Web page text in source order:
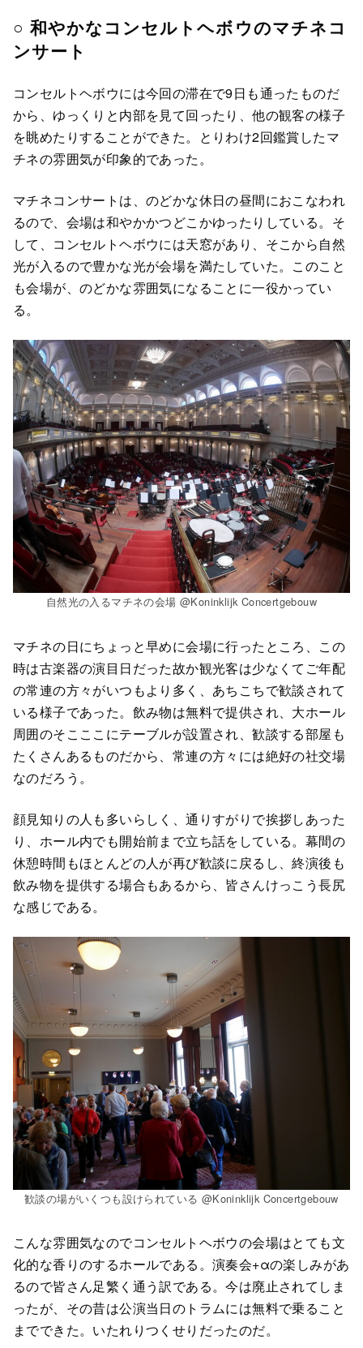
○ 和やかなコンセルトヘボウのマチネコ
ンサート
コンセルトヘボウには今回の滞在で9日も通ったものだ
から、ゆっくりと内部を見て回ったり、他の観客の様子
を眺めたりすることができた。とりわけ2回鑑賞したマ
チネの雰囲気が印象的であった。
マチネコンサートは、のどかな休日の昼間におこなわれ
るので、会場は和やかかつどこかゆったりしている。そ
して、コンセルトヘボウには天窓があり、そこから自然
光が入るので豊かな光が会場を満たしていた。このこと
も会場が、のどかな雰囲気になることに一役かってい
る。
自然光の入るマチネの会場 @Koninklijk Concertgebouw
マチネの日にちょっと早めに会場に行ったところ、この
時は古楽器の演目日だった故か観光客は少なくてご年配
の常連の方々がいつもより多く、あちこちで歓談されて
いる様子であった。飲み物は無料で提供され、大ホール
周囲のそこここにテーブルが設置され、歓談する部屋も
たくさんあるものだから、常連の方々には絶好の社交場
なのだろう。
顔見知りの人も多いらしく、通りすがりで挨拶しあった
り、ホール内でも開始前まで立ち話をしている。幕間の
休憩時間もほとんどの人が再び歓談に戻るし、終演後も
飲み物を提供する場合もあるから、皆さんけっこう長尻
な感じである。
歓談の場がいくつも設けられている @Koninklijk Concertgebouw
こんな雰囲気なのでコンセルトヘボウの会場はとても文
化的な香りのするホールである。演奏会+αの楽しみがあ
るので皆さん足繁く通う訳である。今は廃止されてしま
ったが、その昔は公演当日のトラムには無料で乗ること
までできた。いたれりつくせりだったのだ。